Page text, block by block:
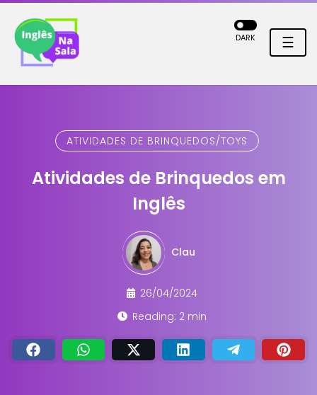
☰
DARK
ATIVIDADES DE BRINQUEDOS/TOYS
Atividades de Brinquedos em
Inglês
Clau
26/04/2024
Reading: 2 min